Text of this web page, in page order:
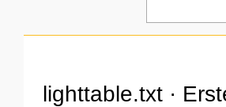
lighttable.txt ·